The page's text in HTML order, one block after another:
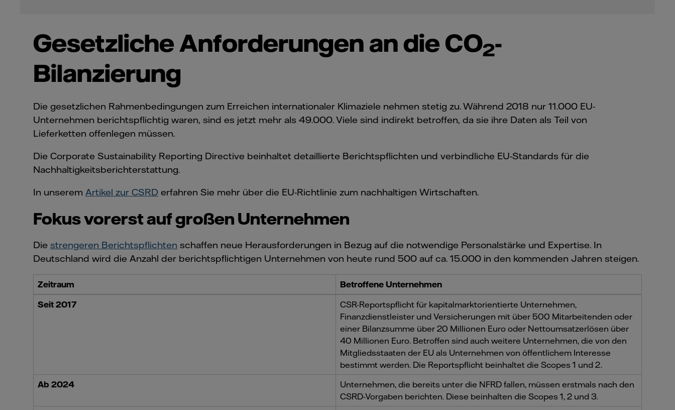
Gesetzliche Anforderungen an die CO2-
Bilanzierung
Die gesetzlichen Rahmenbedingungen zum Erreichen internationaler Klimaziele nehmen stetig zu. Während 2018 nur 11.000 EU-
Unternehmen berichtspflichtig waren, sind es jetzt mehr als 49.000. Viele sind indirekt betroffen, da sie ihre Daten als Teil von
Lieferketten offenlegen müssen.
Die Corporate Sustainability Reporting Directive beinhaltet detaillierte Berichtspflichten und verbindliche EU-Standards für die
Nachhaltigkeitsberichterstattung.
In unserem Artikel zur CSRD erfahren Sie mehr über die EU-Richtlinie zum nachhaltigen Wirtschaften.
Fokus vorerst auf großen Unternehmen
Die strengeren Berichtspflichten schaffen neue Herausforderungen in Bezug auf die notwendige Personalstärke und Expertise. In
Deutschland wird die Anzahl der berichtspflichtigen Unternehmen von heute rund 500 auf ca. 15.000 in den kommenden Jahren steigen.
Zeitraum
Betroffene Unternehmen
Seit 2017
CSR-Reportspflicht für kapitalmarktorientierte Unternehmen,
Finanzdienstleister und Versicherungen mit über 500 Mitarbeitenden oder
einer Bilanzsumme über 20 Millionen Euro oder Nettoumsatzerlösen über
40 Millionen Euro. Betroffen sind auch weitere Unternehmen, die von den
Mitgliedsstaaten der EU als Unternehmen von öffentlichem Interesse
bestimmt werden. Die Reportspflicht beinhaltet die Scopes 1 und 2.
Ab 2024
Unternehmen, die bereits unter die NFRD fallen, müssen erstmals nach den
CSRD-Vorgaben berichten. Diese beinhalten die Scopes 1, 2 und 3.